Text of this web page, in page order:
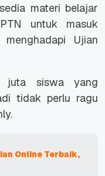
materi belajar
untuk masuk
Ujian
juta siswa yang
tidak perlu ragu
Online Terbaik,